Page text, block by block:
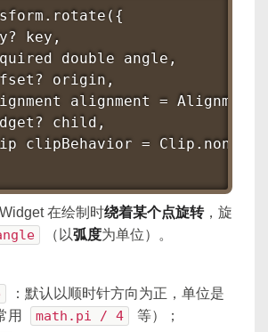
key,
double angle,        //
origin,               //
alignment =
child,
clipBehavior = Clip.none,
Widget 在绘制时绕着某个点旋转，旋
（以弧度为单位）。
：默认以顺时针方向为正，单位是
用 math.pi / 4 等）；